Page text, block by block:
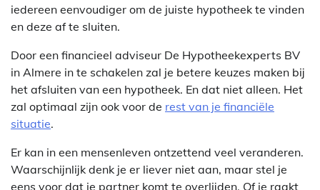
iedereen eenvoudiger om de juiste hypotheek te vinden
en deze af te sluiten.
Door een financieel adviseur De Hypotheekexperts BV
in Almere in te schakelen zal je betere keuzes maken bij
het afsluiten van een hypotheek. En dat niet alleen. Het
zal optimaal zijn ook voor de rest van je financiële
situatie.
Er kan in een mensenleven ontzettend veel veranderen.
Waarschijnlijk denk je er liever niet aan, maar stel je
eens voor dat je partner komt te overlijden. Of je raakt